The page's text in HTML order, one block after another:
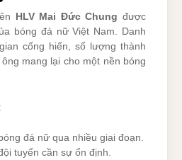
HLV Mai Đức Chung được
bóng đá nữ Việt Nam. Danh
cống hiến, số lượng thành
mang lại cho một nền bóng
đá nữ qua nhiều giai đoạn.
tuyển cần sự ổn định.